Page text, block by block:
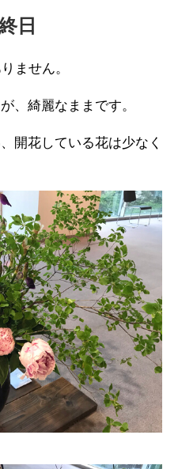
日
ません。
、綺麗なままです。
開花している花は少なく